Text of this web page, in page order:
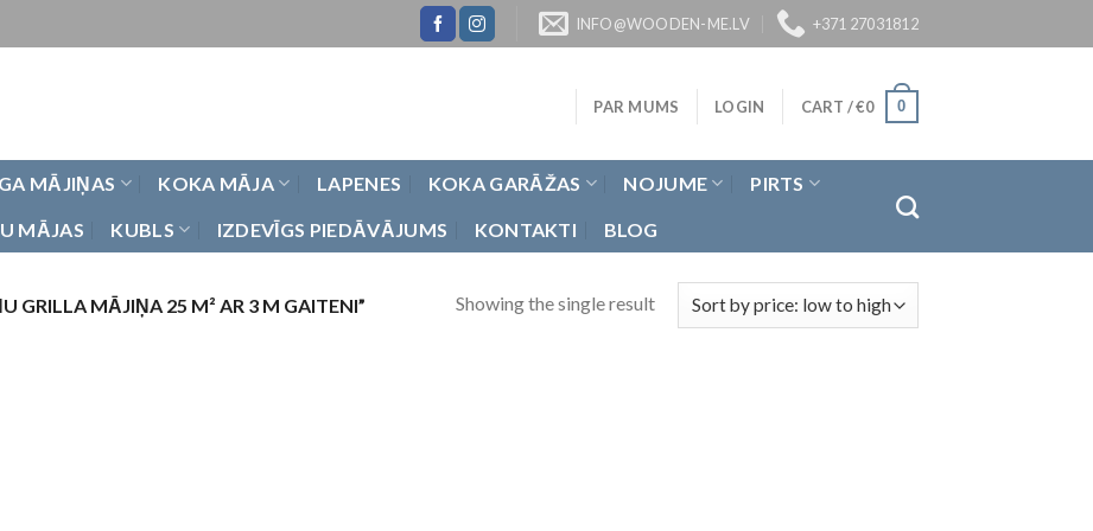
INFO@WOODEN-ME.LV +371 27031812
PAR MUMS LOGIN CART /€0 0
MĀJIŅAS KOKA MĀJA LAPENES KOKA GARĀŽAS NOJUME PIRTS
MĀJAS KUBLS IZDEVĪGS PIEDĀVĀJUMS KONTAKTI BLOG
GRILLA MĀJIŅA 25 M² AR 3 M GAITENI” Showing the single result